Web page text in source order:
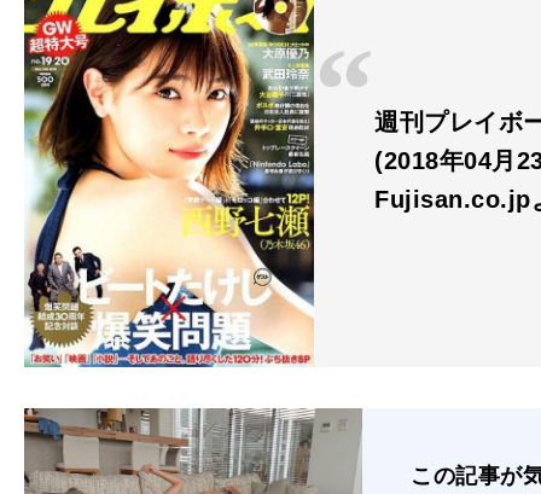
週刊プレイボ
(2018年04月
Fujisan.co.jp
この記事が